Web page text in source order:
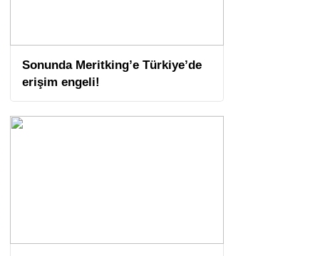
Sonunda Meritking’e Türkiye’de
erişim engeli!